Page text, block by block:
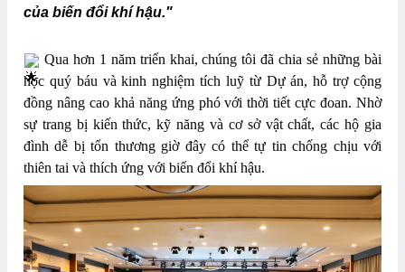
của biến đổi khí hậu."
Qua hơn 1 năm triển khai, chúng tôi đã chia sẻ những bài
học quý báu và kinh nghiệm tích luỹ từ Dự án, hỗ trợ cộng
đồng nâng cao khả năng ứng phó với thời tiết cực đoan. Nhờ
sự trang bị kiến thức, kỹ năng và cơ sở vật chất, các hộ gia
đình dễ bị tổn thương giờ đây có thể tự tin chống chịu với
thiên tai và thích ứng với biến đổi khí hậu.